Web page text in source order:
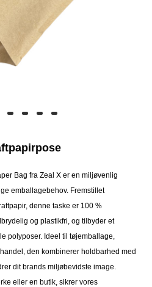
Bag fra Zeal X er en miljøvenlig
emballagebehov. Fremstillet
denne taske er 100 %
og plastikfri, og tilbyder et
polyposer. Ideel til tøjemballage,
den kombinerer holdbarhed med
dit brands miljøbevidste image.
eller en butik, sikrer vores